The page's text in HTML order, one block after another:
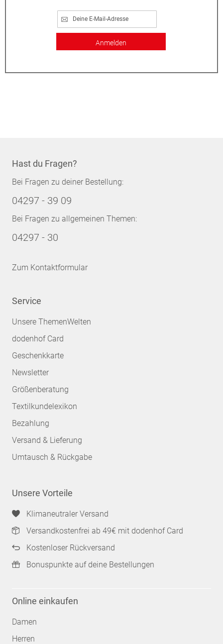
Anmelden
Hast du Fragen?
Bei Fragen zu deiner Bestellung:
04297 - 39 09
Bei Fragen zu allgemeinen Themen:
04297 - 30
Zum Kontaktformular
Service
Unsere ThemenWelten
dodenhof Card
Geschenkkarte
Newsletter
Größenberatung
Textilkundelexikon
Bezahlung
Versand & Lieferung
Umtausch & Rückgabe
Unsere Vorteile
Klimaneutraler Versand
Versandkostenfrei ab 49€ mit dodenhof Card
Kostenloser Rückversand
Bonuspunkte auf deine Bestellungen
Online einkaufen
Damen
Herren